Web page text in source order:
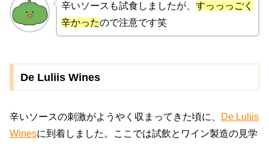
辛いソースも試食しましたが、 すっっっごく
辛かったので注意です笑
De Luliis Wines
辛いソースの刺激がようやく収まってきた頃に、
De Luliis
Winesに到着しました。ここでは試飲とワイン製造の見学